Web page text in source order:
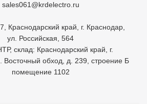
sales061@krdelectro.ru
Краснодарский край, г. Краснодар,
ул. Российская, 564
склад: Краснодарский край, г.
Восточный обход, д. 239, строение Б
помещение 1102